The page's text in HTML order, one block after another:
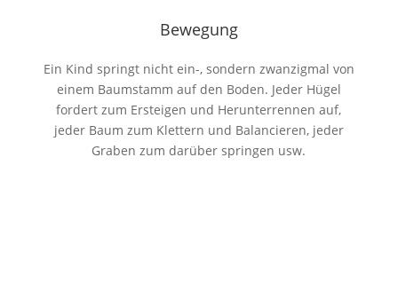
Bewegung
Ein Kind springt nicht ein-, sondern zwanzigmal von
einem Baumstamm auf den Boden. Jeder Hügel
fordert zum Ersteigen und Herunterrennen auf,
jeder Baum zum Klettern und Balancieren, jeder
Graben zum darüber springen usw.